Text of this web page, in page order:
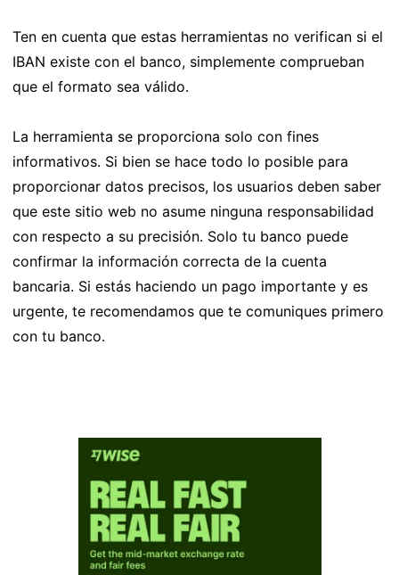
Ten en cuenta que estas herramientas no verifican si el
IBAN existe con el banco, simplemente comprueban
que el formato sea válido.
La herramienta se proporciona solo con fines
informativos. Si bien se hace todo lo posible para
proporcionar datos precisos, los usuarios deben saber
que este sitio web no asume ninguna responsabilidad
con respecto a su precisión. Solo tu banco puede
confirmar la información correcta de la cuenta
bancaria. Si estás haciendo un pago importante y es
urgente, te recomendamos que te comuniques primero
con tu banco.